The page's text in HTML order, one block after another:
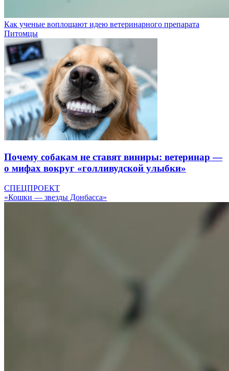
Как ученые воплощают идею ветеринарного препарата
Питомцы
Почему собакам не ставят виниры: ветеринар —
о мифах вокруг «голливудской улыбки»
СПЕЦПРОЕКТ
«Кошки — звезды Донбасса»